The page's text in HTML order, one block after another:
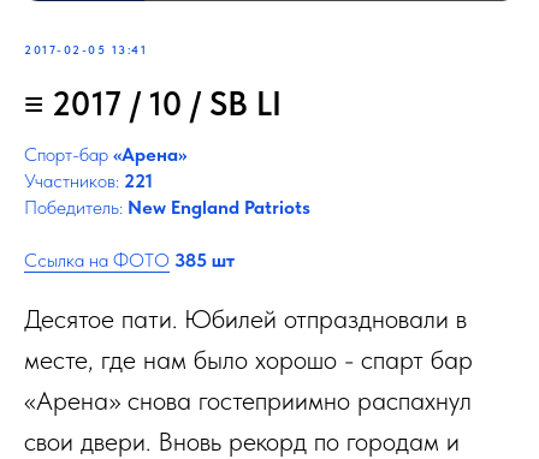
2017-02-05 13:41
≡ 2017 / 10 / SB LI
Спорт-бар «Арена»
Участников: 221
Победитель: New England Patriots
Ссылка на ФОТО 385 шт
Десятое пати. Юбилей отпраздновали в
месте, где нам было хорошо - спарт бар
«Арена» снова гостеприимно распахнул
свои двери. Вновь рекорд по городам и